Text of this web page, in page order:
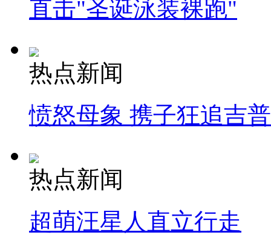
直击"圣诞泳装裸跑"
热点新闻
愤怒母象 携子狂追吉
热点新闻
超萌汪星人直立行走